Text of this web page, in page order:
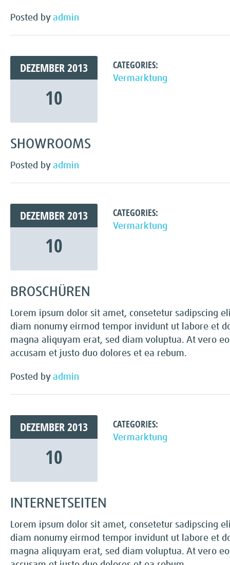
Posted by admin
DEZEMBER2013
10
CATEGORIES:
Vermarktung
SHOWROOMS
Posted by admin
DEZEMBER2013
10
CATEGORIES:
Vermarktung
BROSCHÜREN
Lorem ipsum dolor sit amet, consetetur sadipscing
diam nonumy eirmod tempor invidunt ut labore et
magna aliquyam erat, sed diam voluptua. At vero
accusam et justo duo dolores et ea rebum.
Posted by admin
DEZEMBER2013
10
CATEGORIES:
Vermarktung
INTERNETSEITEN
Lorem ipsum dolor sit amet, consetetur sadipscing
diam nonumy eirmod tempor invidunt ut labore et
magna aliquyam erat, sed diam voluptua. At vero